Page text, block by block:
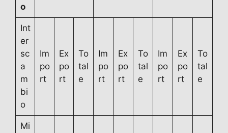
o
Int
er
sc
a
m
bi
o
Im
po
rt
Ex
po
rt
To
tal
e
Im
po
rt
Ex
po
rt
To
tal
e
Im
po
rt
Ex
po
rt
To
tal
e
Mi